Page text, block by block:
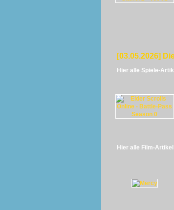
[03.05.2026]
Hier alle Spiele-
Hier alle Film-